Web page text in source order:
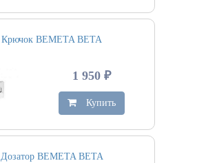
Крючок BEMETA BETA
1 950 ₽
Купить
Дозатор BEMETA BETA